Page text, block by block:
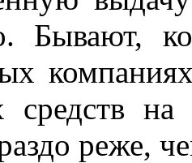
Бывают,
средств
реже,